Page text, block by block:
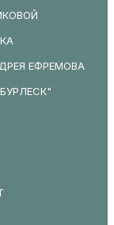
ЕФРЕМОВА